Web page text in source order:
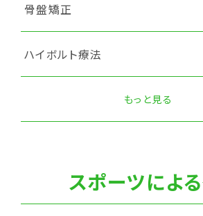
骨盤矯正
ハイボルト療法
もっと見る
スポーツによ